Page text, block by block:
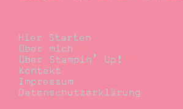
Hier Starten
Über mich
Über Stampin’ Up!
Kontakt
Impressum
Datenschutzerklärung